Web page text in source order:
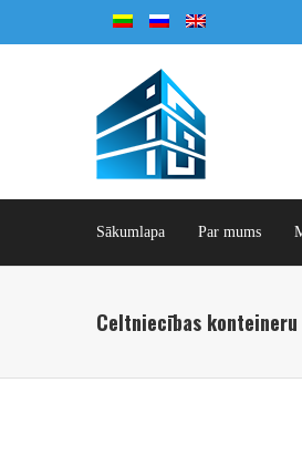
Sākumlapa Par mums
Celtniecības konteineru